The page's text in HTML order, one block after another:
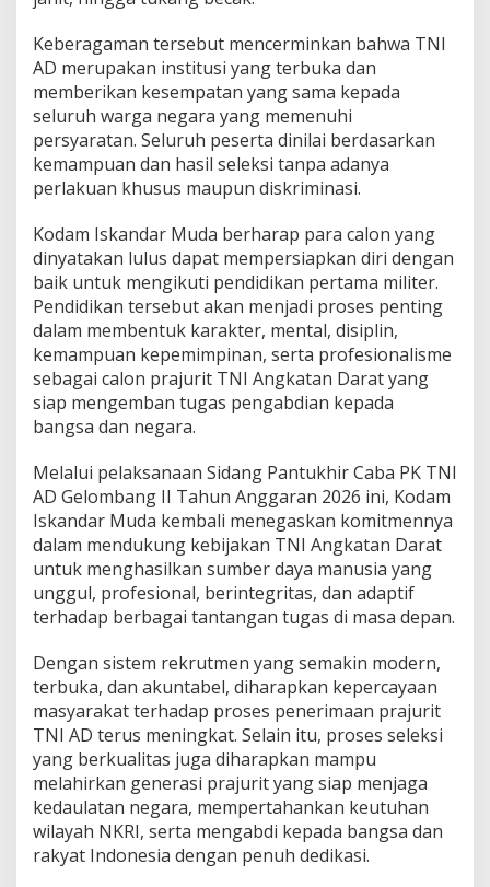
Keberagaman tersebut mencerminkan bahwa TNI
AD merupakan institusi yang terbuka dan
memberikan kesempatan yang sama kepada
seluruh warga negara yang memenuhi
persyaratan. Seluruh peserta dinilai berdasarkan
kemampuan dan hasil seleksi tanpa adanya
perlakuan khusus maupun diskriminasi.
Kodam Iskandar Muda berharap para calon yang
dinyatakan lulus dapat mempersiapkan diri dengan
baik untuk mengikuti pendidikan pertama militer.
Pendidikan tersebut akan menjadi proses penting
dalam membentuk karakter, mental, disiplin,
kemampuan kepemimpinan, serta profesionalisme
sebagai calon prajurit TNI Angkatan Darat yang
siap mengemban tugas pengabdian kepada
bangsa dan negara.
Melalui pelaksanaan Sidang Pantukhir Caba PK TNI
AD Gelombang II Tahun Anggaran 2026 ini, Kodam
Iskandar Muda kembali menegaskan komitmennya
dalam mendukung kebijakan TNI Angkatan Darat
untuk menghasilkan sumber daya manusia yang
unggul, profesional, berintegritas, dan adaptif
terhadap berbagai tantangan tugas di masa depan.
Dengan sistem rekrutmen yang semakin modern,
terbuka, dan akuntabel, diharapkan kepercayaan
masyarakat terhadap proses penerimaan prajurit
TNI AD terus meningkat. Selain itu, proses seleksi
yang berkualitas juga diharapkan mampu
melahirkan generasi prajurit yang siap menjaga
kedaulatan negara, mempertahankan keutuhan
wilayah NKRI, serta mengabdi kepada bangsa dan
rakyat Indonesia dengan penuh dedikasi.